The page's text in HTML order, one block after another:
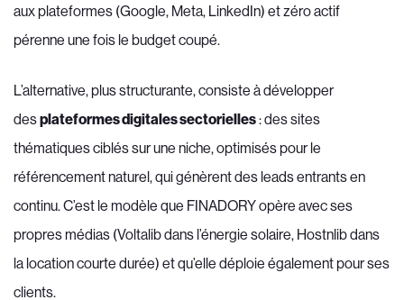
aux plateformes (Google, Meta, LinkedIn) et zéro actif
pérenne une fois le budget coupé.
L’alternative, plus structurante, consiste à développer
desplateformes digitales sectorielles: des sites
thématiques ciblés sur une niche, optimisés pour le
référencement naturel, qui génèrent des leads entrants en
continu. C’est le modèle que FINADORY opère avec ses
propres médias (Voltalib dans l’énergie solaire, Hostnlib dans
la location courte durée) et qu’elle déploie également pour ses
clients.